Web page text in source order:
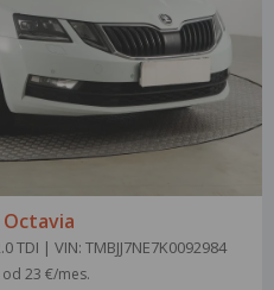
| VIN: TMBJJ7NE7K0092984
od 23 €/mes.